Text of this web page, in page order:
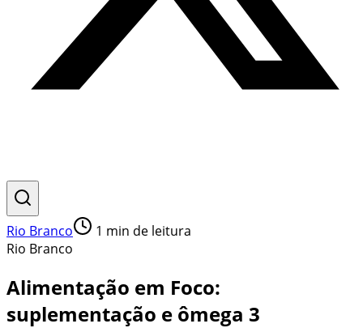
Rio Branco 1 min de leitura
Rio Branco
Alimentação em Foco:
suplementação e ômega 3